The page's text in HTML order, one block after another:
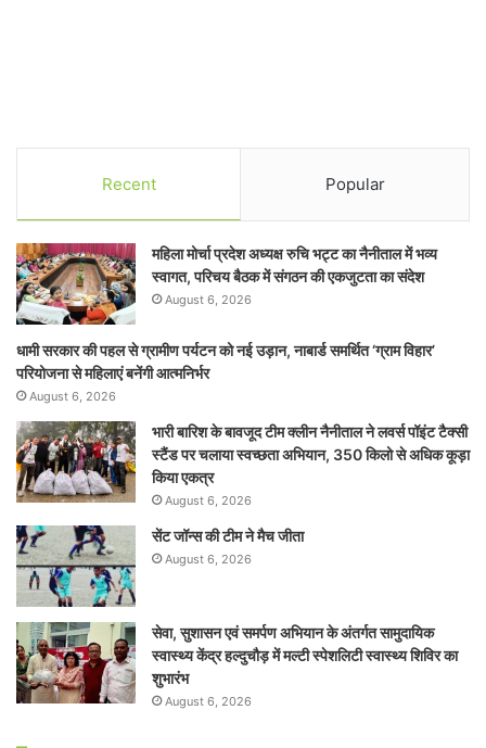
Recent Popular
महिला मोर्चा प्रदेश अध्यक्ष रुचि भट्ट का नैनीताल में भव्य
स्वागत, परिचय बैठक में संगठन की एकजुटता का संदेश
August 6, 2026
धामी सरकार की पहल से ग्रामीण पर्यटन को नई उड़ान, नाबार्ड समर्थित ‘ग्राम विहार’
परियोजना से महिलाएं बनेंगी आत्मनिर्भर
August 6, 2026
भारी बारिश के बावजूद टीम क्लीन नैनीताल ने लवर्स पॉइंट टैक्सी
स्टैंड पर चलाया स्वच्छता अभियान, 350 किलो से अधिक कूड़ा
किया एकत्र
August 6, 2026
सेंट जॉन्स की टीम ने मैच जीता
August 6, 2026
सेवा, सुशासन एवं समर्पण अभियान के अंतर्गत सामुदायिक
स्वास्थ्य केंद्र हल्दुचौड़ में मल्टी स्पेशलिटी स्वास्थ्य शिविर का
शुभारंभ
August 6, 2026